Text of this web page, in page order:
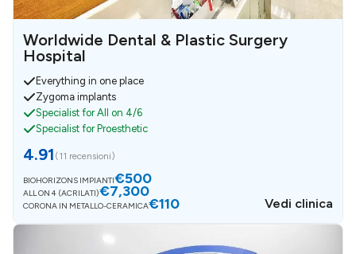
Worldwide Dental & Plastic Surgery
Hospital
Everything in one place
Zygoma implants
Specialist for All on 4/6
Specialist for Proesthetic
4.91 (11 recensioni)
BIOHORIZONS IMPIANTI€500
ALL ON 4 (ACRILATI)€7,300
CORONA IN METALLO-CERAMICA€110 Vedi clinica